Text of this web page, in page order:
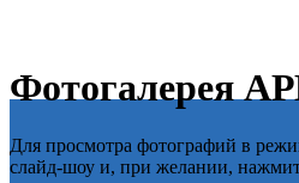
Фотогалерея
Для просмотра фотографий в
слайд-шоу и, при желании,